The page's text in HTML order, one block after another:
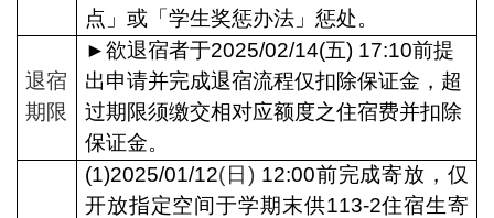
点」或「学生奖惩办法」惩处。
退宿
期限
►欲退宿者于2025/02/14(五) 17:10前提
出申请并完成退宿流程仅扣除保证金，超
过期限须缴交相对应额度之住宿费并扣除
保证金。
(1)2025/01/12(日)12:00前完成寄放，仅
开放指定空间于学期末供113-2住宿生寄